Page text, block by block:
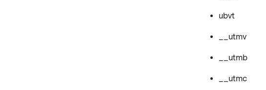
ubvt
__utmv
__utmb
__utmc